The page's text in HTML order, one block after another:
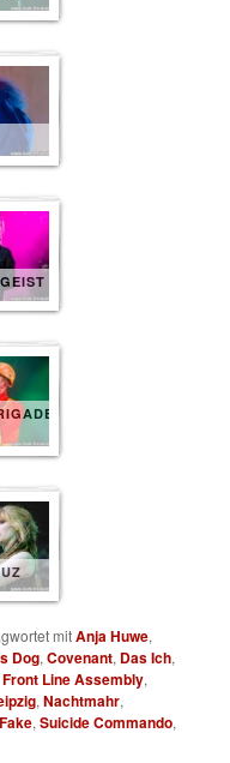
mitAnja Huwe,
Dog,Covenant, Das Ich,
Front Line Assembly,
,Nachtmahr,
,Suicide Commando,